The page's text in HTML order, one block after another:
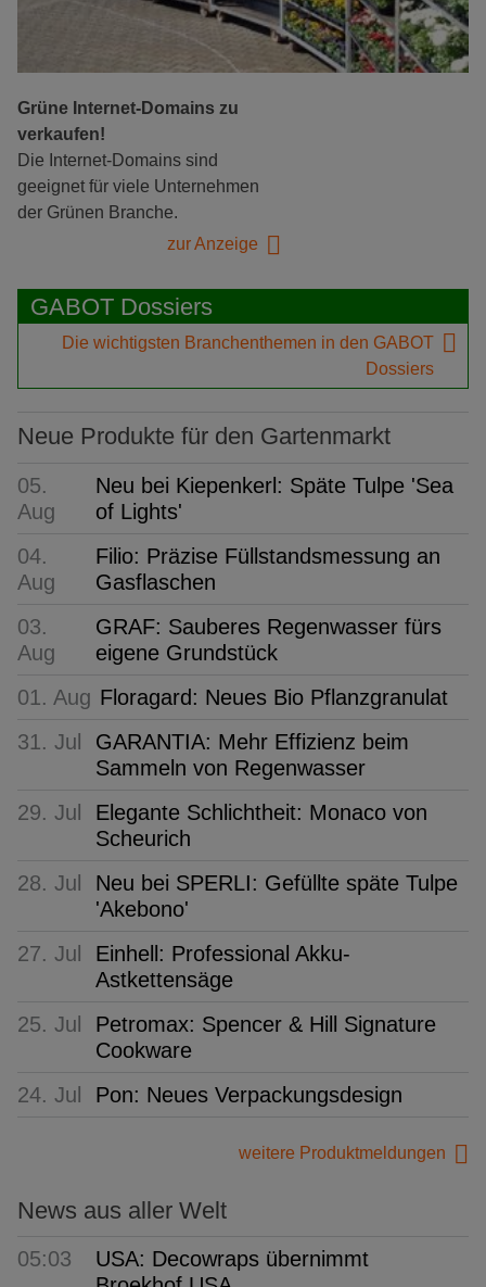
Grüne Internet-Domains zu
verkaufen!
Die Internet-Domains sind
geeignet für viele Unternehmen
der Grünen Branche.
zur Anzeige
GABOT Dossiers
Die wichtigsten Branchenthemen in den GABOT
Dossiers
Neue Produkte für den Gartenmarkt
05.
Aug
Neu bei Kiepenkerl: Späte Tulpe 'Sea
of Lights'
04.
Aug
Filio: Präzise Füllstandsmessung an
Gasflaschen
03.
Aug
GRAF: Sauberes Regenwasser fürs
eigene Grundstück
01. Aug Floragard: Neues Bio Pflanzgranulat
31. Jul
GARANTIA: Mehr Effizienz beim
Sammeln von Regenwasser
29. Jul
Elegante Schlichtheit: Monaco von
Scheurich
28. Jul
Neu bei SPERLI: Gefüllte späte Tulpe
'Akebono'
27. Jul
Einhell: Professional Akku-
Astkettensäge
25. Jul
Petromax: Spencer & Hill Signature
Cookware
24. Jul
Pon: Neues Verpackungsdesign
weitere Produktmeldungen
News aus aller Welt
05:03
USA: Decowraps übernimmt